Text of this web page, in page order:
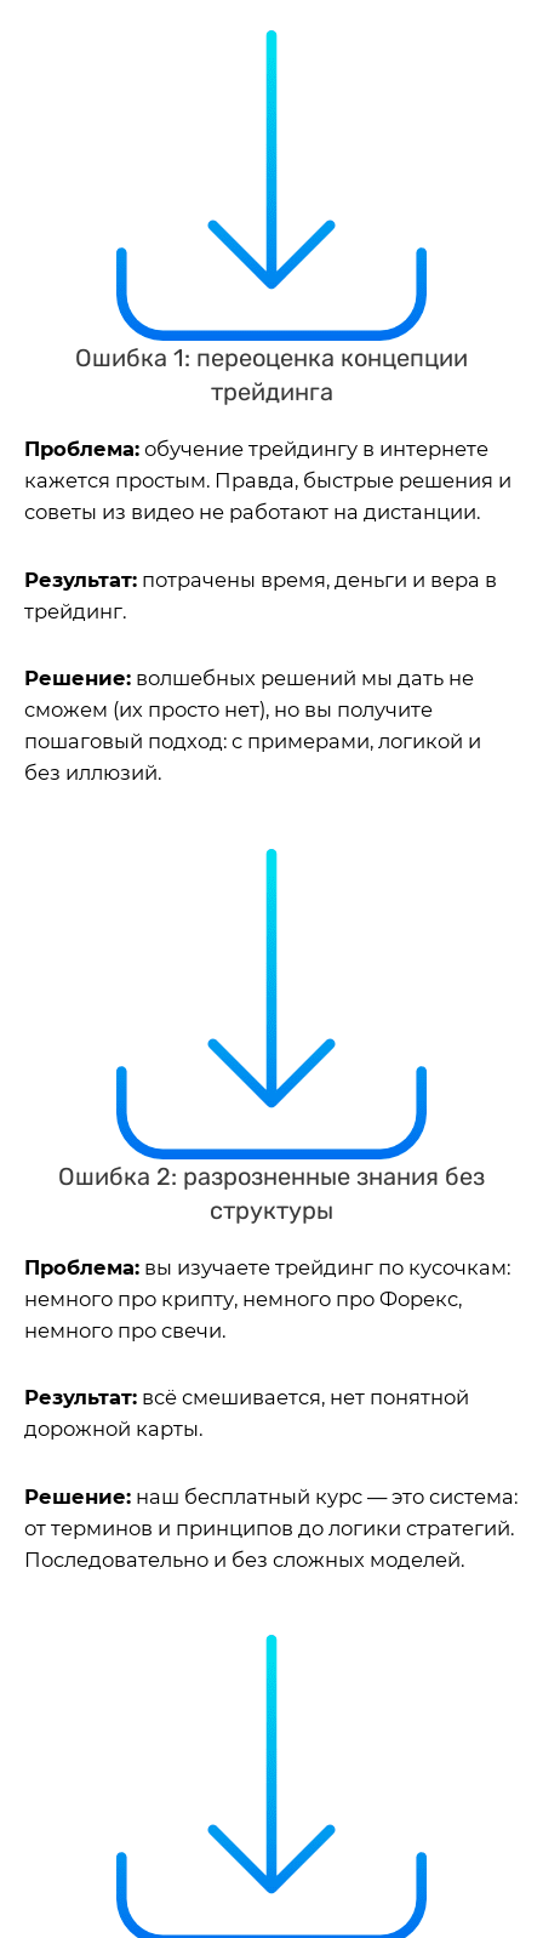
Ошибка 1: переоценка концепции
трейдинга
Проблема: обучение трейдингу в интернете
кажется простым. Правда, быстрые решения и
советы из видео не работают на дистанции.
Результат: потрачены время, деньги и вера в
трейдинг.
Решение: волшебных решений мы дать не
сможем (их просто нет), но вы получите
пошаговый подход: с примерами, логикой и
без иллюзий.
Ошибка 2: разрозненные знания без
структуры
Проблема: вы изучаете трейдинг по кусочкам:
немного про крипту, немного про Форекс,
немного про свечи.
Результат: всё смешивается, нет понятной
дорожной карты.
Решение: наш бесплатный курс — это система:
от терминов и принципов до логики стратегий.
Последовательно и без сложных моделей.